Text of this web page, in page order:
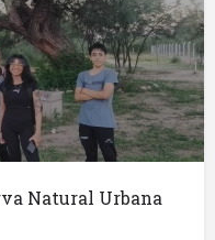
Natural Urbana